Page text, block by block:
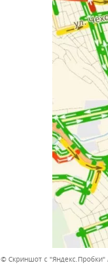
© Скриншот с "Яндекс.Пробки"